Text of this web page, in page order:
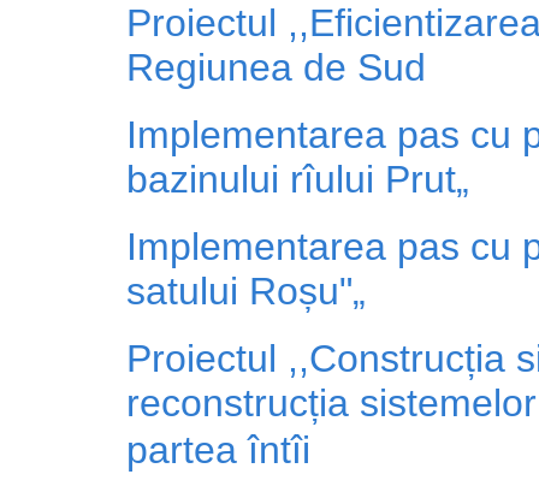
Proiectul
Regiunea de Sud
Implementarea pas cu
bazinului rîului Prut„
Implementarea pas cu
satului Roșu"„
Proiectul ,,Construcția
reconstrucția
partea întîi